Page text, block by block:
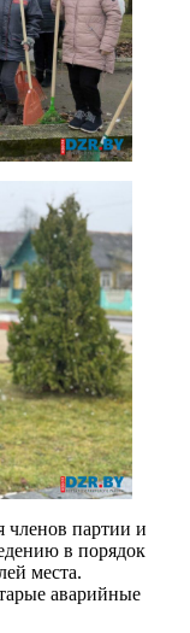
членов партии и
в порядок
места.
аварийные